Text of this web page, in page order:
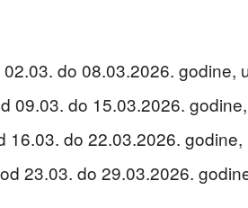
do 08.03.2026. godine,
09.03. do 15.03.2026.
16.03. do 22.03.2026.
23.03. do 29.03.2026.